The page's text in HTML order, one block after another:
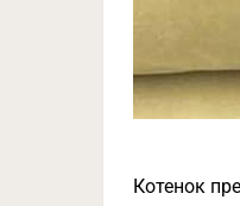
Котенок